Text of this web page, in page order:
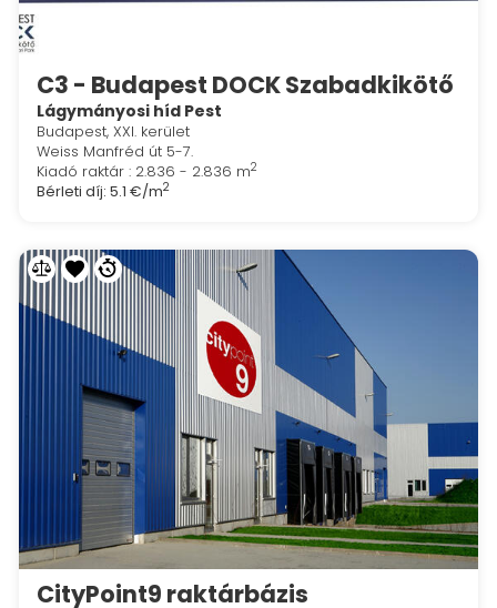
C3 - Budapest DOCK Szabadkikötő
Lágymányosi híd Pest
Budapest, XXI. kerület
Weiss Manfréd út 5-7.
Kiadó raktár : 2.836 - 2.836 m2
Bérleti díj: 5.1 €/m2
CityPoint9 raktárbázis